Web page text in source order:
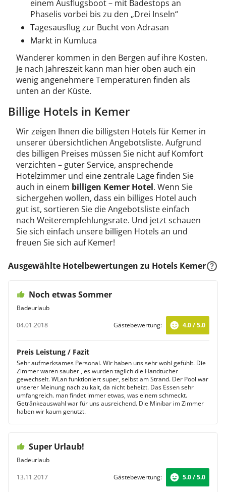
einem Ausflugsboot – mit Badestops an
Phaselis vorbei bis zu den „Drei Inseln“
Tagesausflug zur Bucht von Adrasan
Markt in Kumluca
Wanderer kommen in den Bergen auf ihre Kosten.
Je nach Jahreszeit kann man hier oben auch ein
wenig angenehmere Temperaturen finden als
unten an der Küste.
Billige Hotels in Kemer
Wir zeigen Ihnen die billigsten Hotels für Kemer in
unserer übersichtlichen Angebotsliste. Aufgrund
des billigen Preises müssen Sie nicht auf Komfort
verzichten – guter Service, ansprechende
Hotelzimmer und eine zentrale Lage finden Sie
auch in einem billigen Kemer Hotel. Wenn Sie
sichergehen wollen, dass ein billiges Hotel auch
gut ist, sortieren Sie die Angebotsliste einfach
nach Weiterempfehlungsrate. Und jetzt schauen
Sie sich einfach unsere billigen Hotels an und
freuen Sie sich auf Kemer!
Ausgewählte Hotelbewertungen zu Hotels Kemer
Noch etwas Sommer
Badeurlaub
04.01.2018
Gästebewertung: 4.0 / 5.0
Preis Leistung / Fazit
Sehr aufmerksames Personal. Wir haben uns sehr wohl gefühlt. Die
Zimmer waren sauber , es wurden täglich die Handtücher
gewechselt. WLan funktioniert super, selbst am Strand. Der Pool war
unserer Meinung nach zu kalt, da nicht beheizt. Das Essen sehr
umfangreich. man findet immer etwas, was einem schmeckt.
Getränkeauswahl war für uns ausreichend. Die Minibar im Zimmer
haben wir kaum genutzt.
Super Urlaub!
Badeurlaub
13.11.2017
Gästebewertung: 5.0 / 5.0